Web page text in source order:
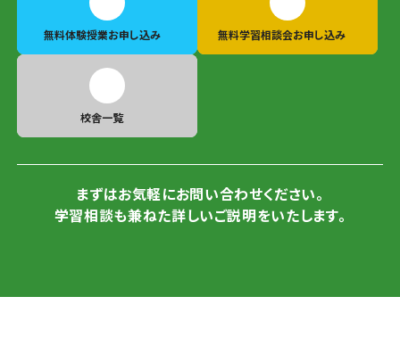
無料体験授業お申し込み 無料学習相談会お申し込み
校舎一覧
まずはお気軽にお問い合わせください。
学習相談も兼ねた詳しいご説明をいたします。